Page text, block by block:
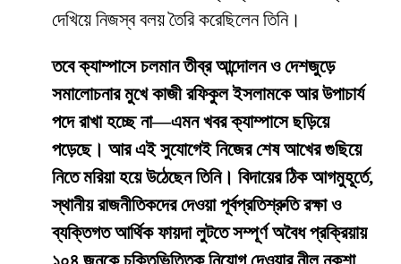
দেখিয়ে নিজস্ব বলয় তৈরি করেছিলেন তিনি।
তবে ক্যাম্পাসে চলমান তীব্র আন্দোলন ও দেশজুড়ে
সমালোচনার মুখে কাজী রফিকুল ইসলামকে আর উপাচার্য
পদে রাখা হচ্ছে না—এমন খবর ক্যাম্পাসে ছড়িয়ে
পড়েছে। আর এই সুযোগেই নিজের শেষ আখের গুছিয়ে
নিতে মরিয়া হয়ে উঠেছেন তিনি। বিদায়ের ঠিক আগমুহূর্তে,
স্থানীয় রাজনীতিকদের দেওয়া পূর্বপ্রতিশ্রুতি রক্ষা ও
ব্যক্তিগত আর্থিক ফায়দা লুটতে সম্পূর্ণ অবৈধ প্রক্রিয়ায়